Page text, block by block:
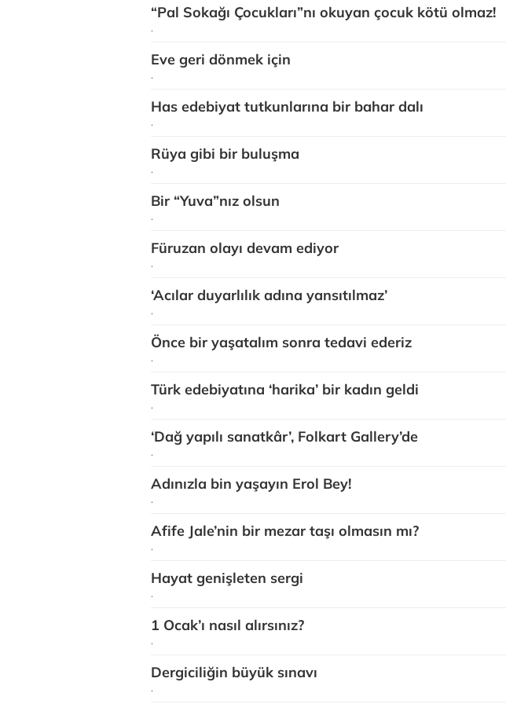
“Pal Sokağı Çocukları”nı okuyan çocuk kötü olmaz!
.
Eve geri dönmek için
.
Has edebiyat tutkunlarına bir bahar dalı
.
Rüya gibi bir buluşma
.
Bir “Yuva”nız olsun
.
Füruzan olayı devam ediyor
.
‘Acılar duyarlılık adına yansıtılmaz’
.
Önce bir yaşatalım sonra tedavi ederiz
.
Türk edebiyatına ‘harika’ bir kadın geldi
.
‘Dağ yapılı sanatkâr’, Folkart Gallery’de
.
Adınızla bin yaşayın Erol Bey!
.
Afife Jale’nin bir mezar taşı olmasın mı?
.
Hayat genişleten sergi
.
1 Ocak’ı nasıl alırsınız?
.
Dergiciliğin büyük sınavı
.